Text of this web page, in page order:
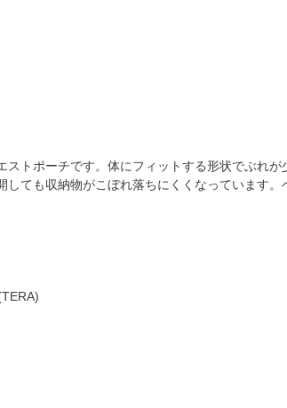
トポーチです。体にフィットする形状でぶれが
ても収納物がこぼれ落ちにくくなっています。